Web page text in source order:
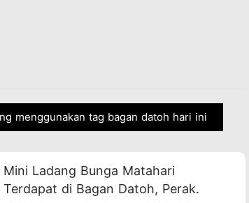
menggunakan tag bagan datoh hari ini
Mini Ladang Bunga Matahari
Terdapat di Bagan Datoh, Perak.